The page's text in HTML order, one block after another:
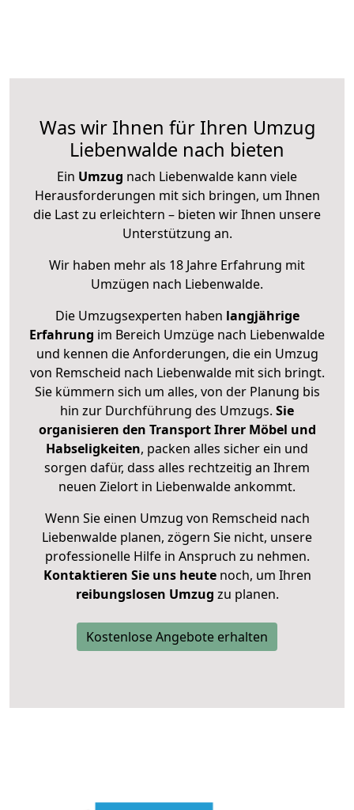
Was wir Ihnen für Ihren Umzug
Liebenwalde nach bieten
Ein Umzug nach Liebenwalde kann viele
Herausforderungen mit sich bringen, um Ihnen
die Last zu erleichtern – bieten wir Ihnen unsere
Unterstützung an.
Wir haben mehr als 18 Jahre Erfahrung mit
Umzügen nach Liebenwalde.
Die Umzugsexperten haben langjährige
Erfahrung im Bereich Umzüge nach Liebenwalde
und kennen die Anforderungen, die ein Umzug
von Remscheid nach Liebenwalde mit sich bringt.
Sie kümmern sich um alles, von der Planung bis
hin zur Durchführung des Umzugs. Sie
organisieren den Transport Ihrer Möbel und
Habseligkeiten, packen alles sicher ein und
sorgen dafür, dass alles rechtzeitig an Ihrem
neuen Zielort in Liebenwalde ankommt.
Wenn Sie einen Umzug von Remscheid nach
Liebenwalde planen, zögern Sie nicht, unsere
professionelle Hilfe in Anspruch zu nehmen.
Kontaktieren Sie uns heutenoch, um Ihren
reibungslosen Umzug zu planen.
Kostenlose Angebote erhalten